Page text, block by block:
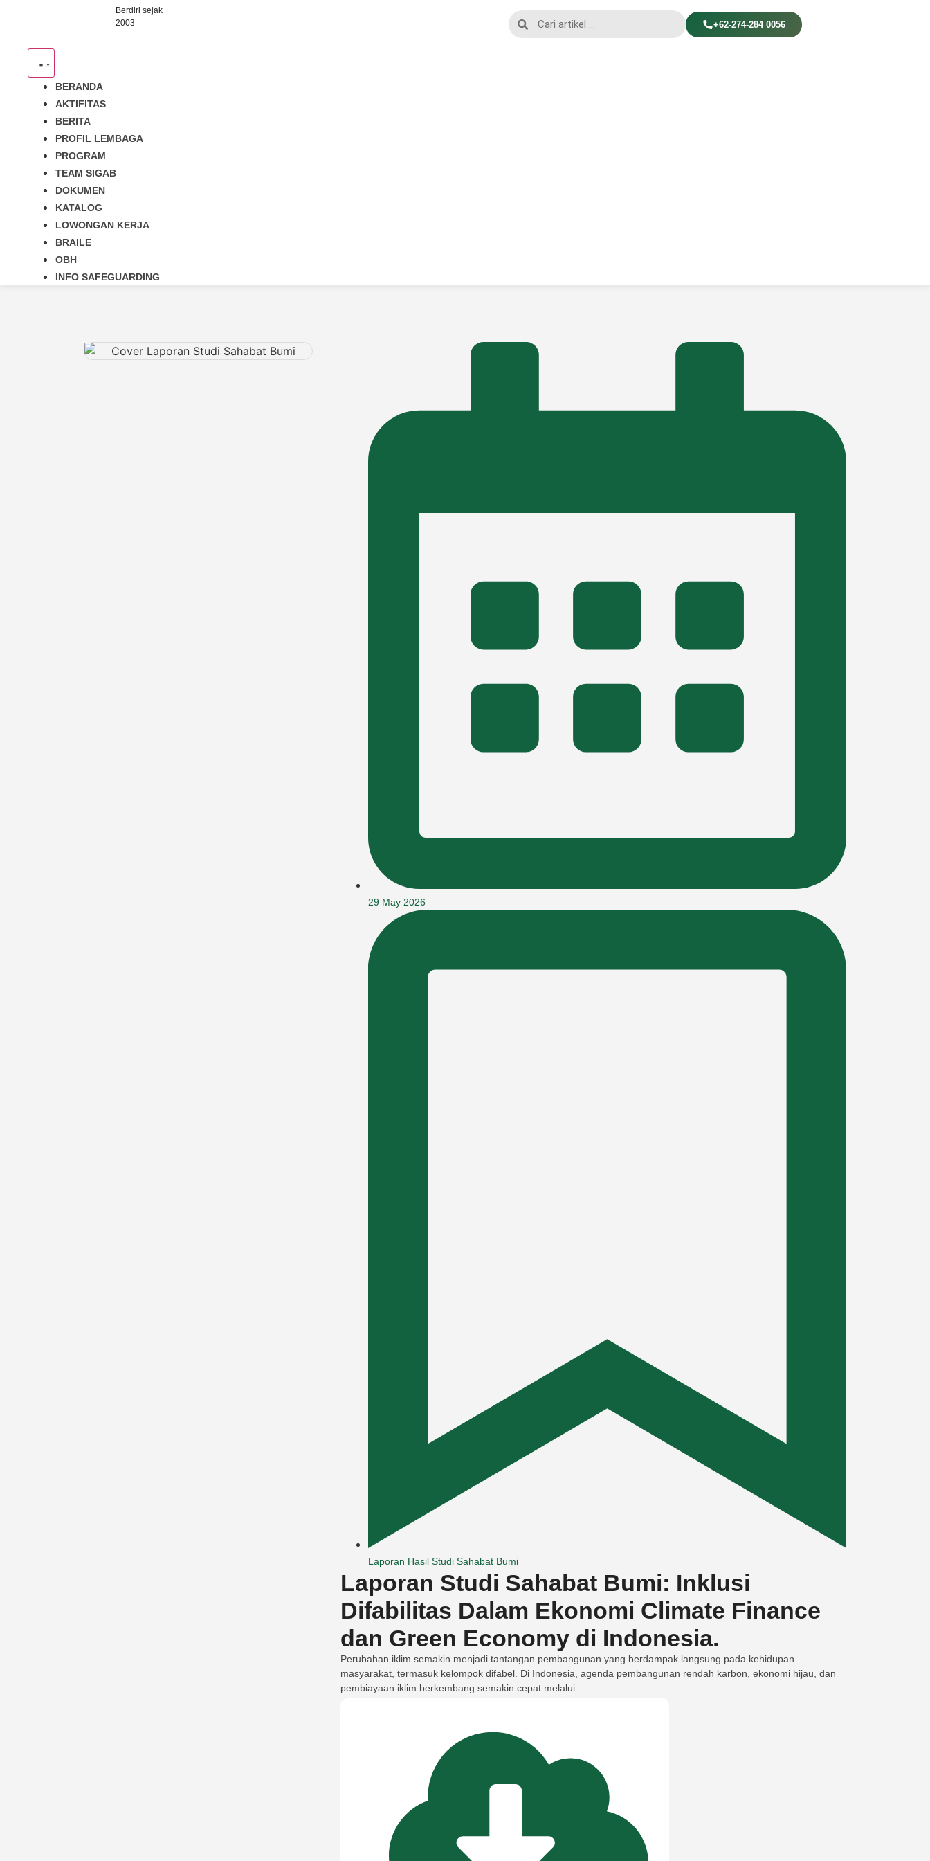
Berdiri sejak
2003
+62-274-284 0056
BERANDA
AKTIFITAS
BERITA
PROFIL LEMBAGA
PROGRAM
TEAM SIGAB
DOKUMEN
KATALOG
LOWONGAN KERJA
BRAILE
OBH
INFO SAFEGUARDING
29 May 2026
Laporan Hasil Studi Sahabat Bumi
Laporan Studi Sahabat Bumi: Inklusi
Difabilitas Dalam Ekonomi Climate Finance
dan Green Economy di Indonesia.
Perubahan iklim semakin menjadi tantangan pembangunan yang berdampak langsung pada kehidupan
masyarakat, termasuk kelompok difabel. Di Indonesia, agenda pembangunan rendah karbon, ekonomi hijau, dan
pembiayaan iklim berkembang semakin cepat melalui..